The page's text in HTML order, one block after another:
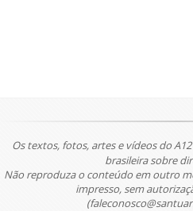
Os textos, fotos, artes e vídeos do
brasileira sobre
Não reproduza o conteúdo em outro
impresso, sem